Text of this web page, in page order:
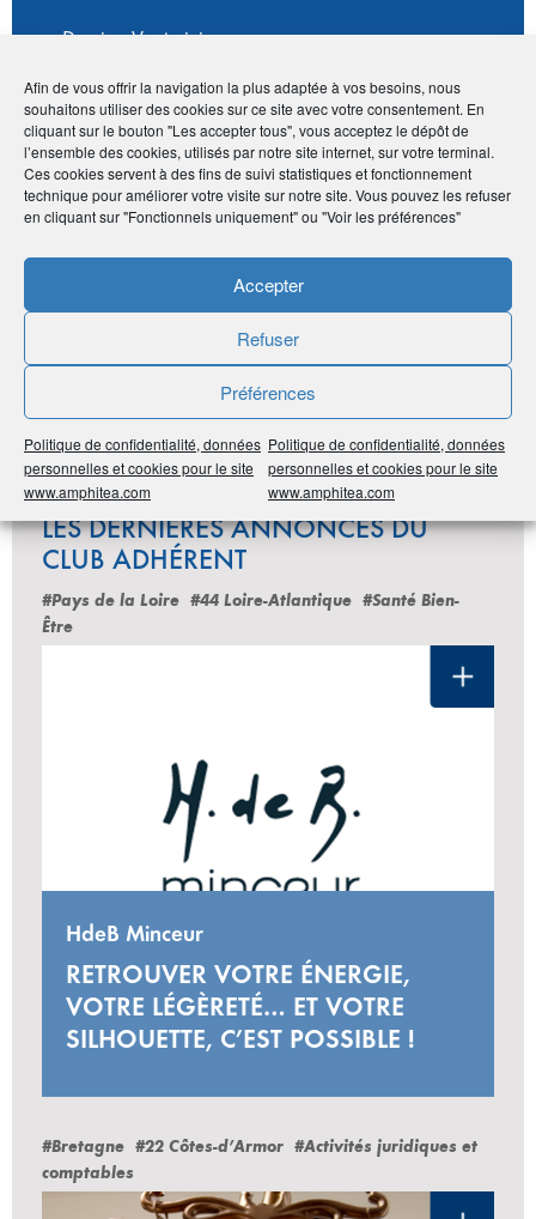
Afin de vous offrir la navigation la plus adaptée à vos besoins, nous
souhaitons utiliser des cookies sur ce site avec votre consentement. En
cliquant sur le bouton "Les accepter tous", vous acceptez le dépôt de
l’ensemble des cookies, utilisés par notre site internet, sur votre terminal.
Ces cookies servent à des fins de suivi statistiques et fonctionnement
technique pour améliorer votre visite sur notre site. Vous pouvez les refuser
en cliquant sur "Fonctionnels uniquement" ou "Voir les préférences"
Accepter
Refuser
Préférences
Politique de confidentialité, données
personnelles et cookies pour le site
www.amphitea.com
Politique de confidentialité, données
personnelles et cookies pour le site
www.amphitea.com
• Damien Venturini
•03 87 67 12 60-06 29 14 58 04
•garageventurini@gmail.com
Publié le :8 octobre 2020
Noter 0/5 0votes
Imprimer
Partager
LES DERNIÈRES ANNONCES DU
CLUB ADHÉRENT
#Pays de la Loire #44 Loire-Atlantique #Santé Bien-
Être
HdeB Minceur
RETROUVER VOTRE ÉNERGIE,
VOTRE LÉGÈRETÉ… ET VOTRE
SILHOUETTE, C’EST POSSIBLE !
#Bretagne #22 Côtes-d’Armor #Activités juridiques et
comptables